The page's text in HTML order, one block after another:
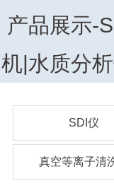
产品展示-
机|水质分
SDI仪
真空等离子清